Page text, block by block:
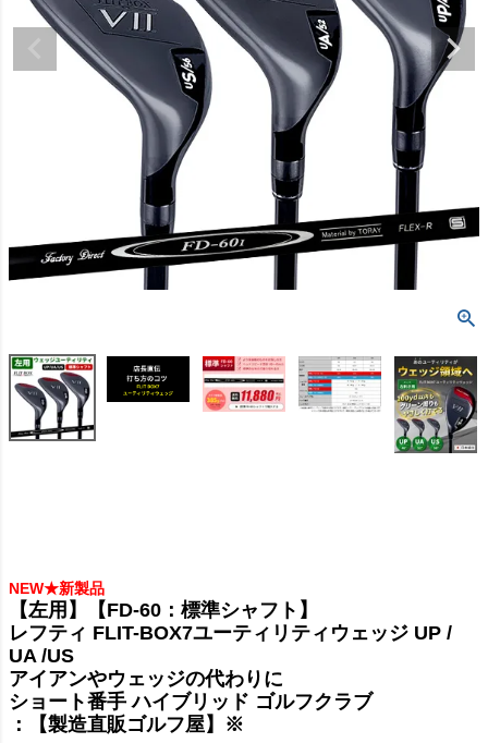
NEW★新製品
【左用】【FD-60：標準シャフト】
レフティ FLIT-BOX7ユーティリティウェッジ UP /
UA /US
アイアンやウェッジの代わりに
ショート番手 ハイブリッド ゴルフクラブ
：【製造直販ゴルフ屋】※